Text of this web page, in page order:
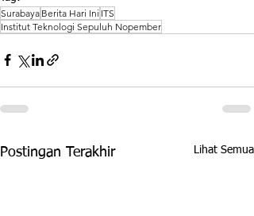
Surabaya Berita Hari Ini ITS
Institut Teknologi Sepuluh Nopember
Postingan Terakhir Lihat Semua